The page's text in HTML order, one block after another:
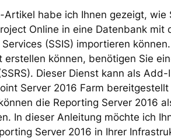
Artikel habe ich Ihnen gezeigt, wie
Online in eine Datenbank mit
(SSIS) importieren können.
erstellen können, benötigen Sie
Dieser Dienst kann als Add-
Server 2016 Farm bereitgestellt
die Reporting Server 2016
In dieser Anleitung möchte ich
Server 2016 in Ihrer